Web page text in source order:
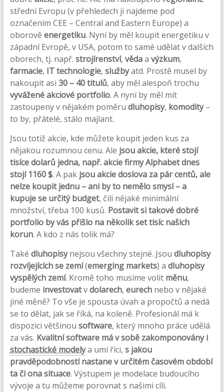
střední Evropu (v přehledech ji najdeme pod
označením CEE – Central and Eastern Europe) a
oborově energetiku. Nyní by měl koupit energetiku v
západní Evropě, v USA, potom to samé udělat v dalších
oborech, tj. např. strojírenství, vědaa výzkum,
farmacie, IT technologie, službyatd. Prostě musel by
nakoupit asi 30 – 40 titulů, aby měl alespoň trochu
vyvážené akciové portfolio. A nyní by měl mít
zastoupeny v nějakém poměru dluhopisy, komodity–
to by, přátelé, stálo majlant.
Jsou totiž akcie, kde můžete koupit jeden kus za
nějakou rozumnou cenu. Ale jsou akcie, které stojí
tisíce dolarů jedna, např. akcie firmy Alphabet dnes
stojí 1160 $. A pak jsou akcie doslova za pár centů, ale
nelze koupit jednu – ani by to nemělo smysl – a
kupuje se určitý budget, čili nějaké minimální
množství, třeba 100 kusů. Postavit si takové dobré
portfolio by vás přišlo na několik set tisíc našich
korun. A kdo z nás tolik má?
Také dluhopisynejsou všechny stejné. Jsou dluhopisy
rozvíjejících se zemí(emerging markets) a dluhopisy
vyspělých zemí. Kromě toho musíme volit měnu,
budeme investovatvdolarech, eurechnebo v nějaké
jiné měně? To vše je spousta úvah a propočtů a nedá
se to dělat, jak se říká, na koleně. Profesionál má k
dispozici většinou software, který mnoho práce udělá
za vás. Kvalitní software má v sobě zakomponovány i
stochastické modelya umí říci, s jakou
pravděpodobností nastane v určitém časovém období
ta či ona situace. Výstupem je modelace budoucího
vývoje a tu můžeme porovnat s našimi cíli.